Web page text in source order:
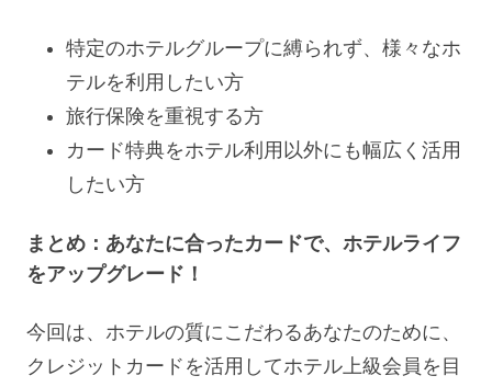
特定のホテルグループに縛られず、様々なホ
テルを利用したい方
旅行保険を重視する方
カード特典をホテル利用以外にも幅広く活用
したい方
まとめ：あなたに合ったカードで、ホテルライフ
をアップグレード！
今回は、ホテルの質にこだわるあなたのために、
クレジットカードを活用してホテル上級会員を目